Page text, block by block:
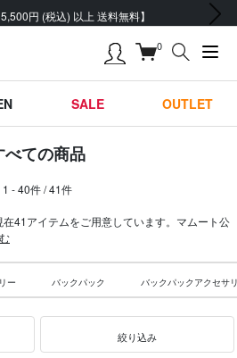
円 (税込) 以上 送料無料】
次の画像
0
SALE OUTLET
べての商品
1 - 40件 / 41件
41アイテムをご用意しています。マムート公
ー バックパック バックパックアクセサ
絞り込み